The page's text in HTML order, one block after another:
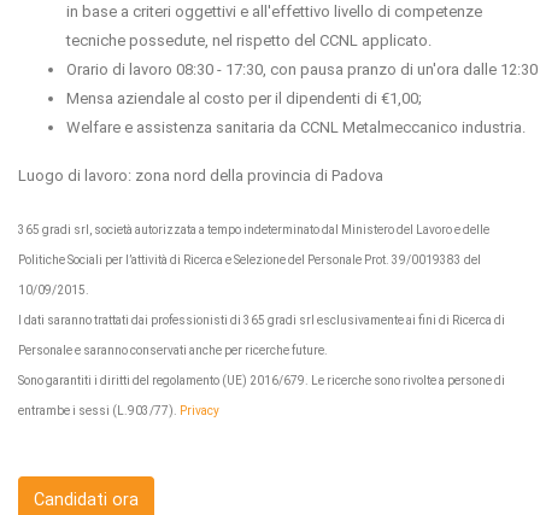
in base a criteri oggettivi e all'effettivo livello di competenze
tecniche possedute, nel rispetto del CCNL applicato.
Orario di lavoro 08:30 - 17:30, con pausa pranzo di un'ora dalle 12:30
Mensa aziendale al costo per il dipendenti di €1,00;
Welfare e assistenza sanitaria da CCNL Metalmeccanico industria.
Luogo di lavoro: zona nord della provincia di Padova
365 gradi srl, società autorizzata a tempo indeterminato dal Ministero del Lavoro e delle
Politiche Sociali per l’attività di Ricerca e Selezione del Personale Prot. 39/0019383 del
10/09/2015.
I dati saranno trattati dai professionisti di 365 gradi srl esclusivamente ai fini di Ricerca di
Personale e saranno conservati anche per ricerche future.
Sono garantiti i diritti del regolamento (UE) 2016/679. Le ricerche sono rivolte a persone di
entrambe i sessi (L.903/77). Privacy
Candidati ora